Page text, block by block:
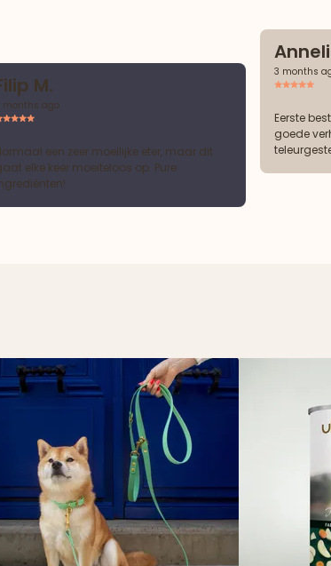
M.
months ago
een zeer moeilijke eter, maar dit
elke keer moeiteloos op. Pure
3 months
Eerste
goede